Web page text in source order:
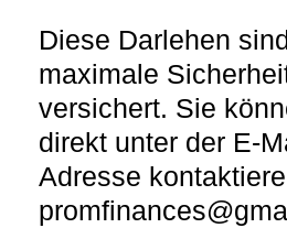
Diese Darlehen
maximale
versichert. Sie
direkt unter der E-
Adresse